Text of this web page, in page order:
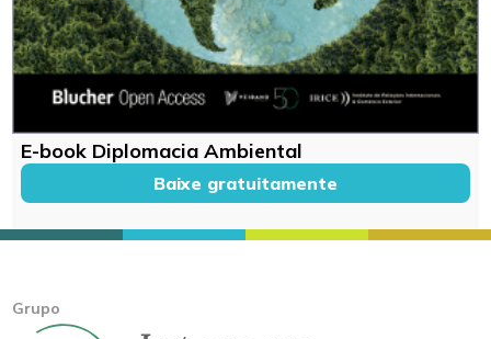
E-book Diplomacia Ambiental
Baixe gratuitamente
Grupo